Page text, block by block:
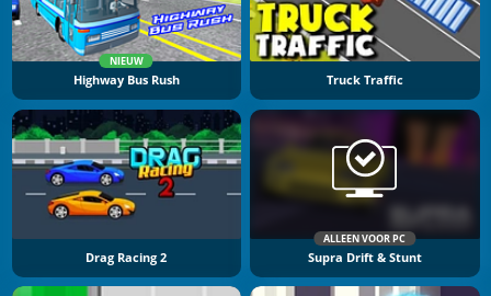
NIEUW
Highway Bus Rush Truck Traffic
Drag Racing 2
ALLEEN VOOR PC
Supra Drift & Stunt